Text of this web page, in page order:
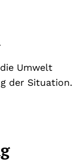
Umwelt
der Situation.